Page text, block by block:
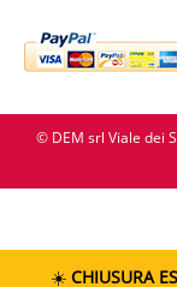
© DEM srl Viale dei
☀️ CHIUSURA